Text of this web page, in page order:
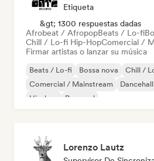
Etiqueta
&gt; 1300 respuestas dadas
Afrobeat / AfropopBeats / Lo-fi
Chill / Lo-fi Hip-HopComercial /
Firmar artistas o lanzar su música
Beats / Lo-fi Bossa nova
Chill /
Comercial / Mainstream
Dancehall
Hip-hop
Pop soul
Lorenzo Lautz